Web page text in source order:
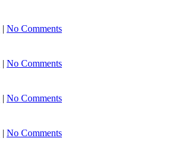
| No Comments
| No Comments
| No Comments
| No Comments